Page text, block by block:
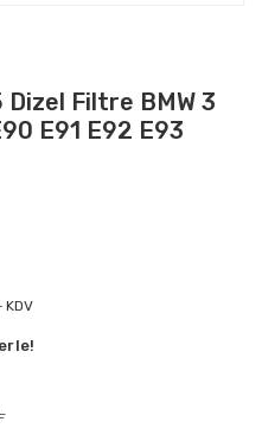
Filtre BMW 3
E91 E92 E93
KDV